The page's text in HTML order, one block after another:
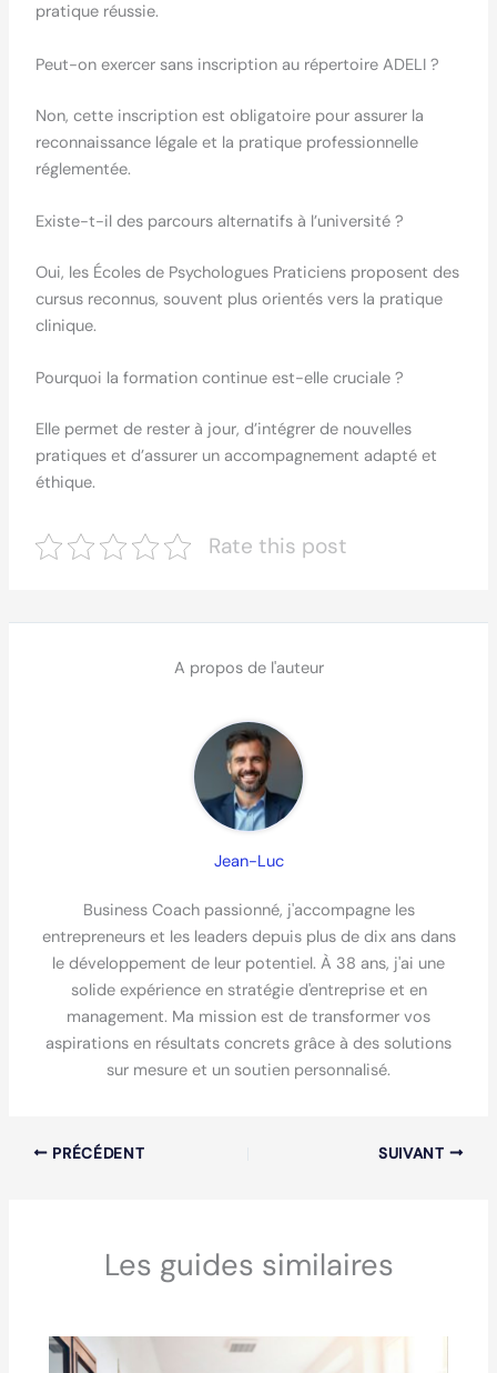
pratique réussie.
Peut-on exercer sans inscription au répertoire ADELI ?
Non, cette inscription est obligatoire pour assurer la
reconnaissance légale et la pratique professionnelle
réglementée.
Existe-t-il des parcours alternatifs à l’université ?
Oui, les Écoles de Psychologues Praticiens proposent des
cursus reconnus, souvent plus orientés vers la pratique
clinique.
Pourquoi la formation continue est-elle cruciale ?
Elle permet de rester à jour, d’intégrer de nouvelles
pratiques et d’assurer un accompagnement adapté et
éthique.
Rate this post
A propos de l'auteur
Jean-Luc
Business Coach passionné, j'accompagne les
entrepreneurs et les leaders depuis plus de dix ans dans
le développement de leur potentiel. À 38 ans, j'ai une
solide expérience en stratégie d'entreprise et en
management. Ma mission est de transformer vos
aspirations en résultats concrets grâce à des solutions
sur mesure et un soutien personnalisé.
PRÉCÉDENT SUIVANT
Les guides similaires